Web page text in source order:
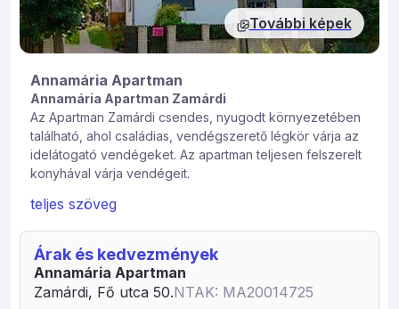
További képek
Annamária Apartman
Annamária Apartman Zamárdi
Az Apartman Zamárdi csendes, nyugodt környezetében
található, ahol családias, vendégszerető légkör várja az
idelátogató vendégeket. Az apartman teljesen felszerelt
konyhával várja vendégeit.
A központtól való távolsága 450 m, amely 10 perc sétával
távolsága 1000 m. Tájház távolsága 20 m. A kilátótorony
10 perc sétával elérhető. Egyéb információ:
teljes szöveg
Árak és kedvezmények
Annamária Apartman
Zamárdi, Fő utca 50.NTAK: MA20014725